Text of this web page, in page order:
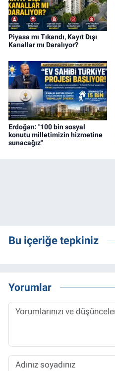
Piyasa mı Tıkandı, Kayıt Dışı
Kanallar mı Daralıyor?
Erdoğan: "100 bin sosyal
konutu milletimizin hizmetine
sunacağız"
Bu içeriğe tepkiniz
Yorumlar